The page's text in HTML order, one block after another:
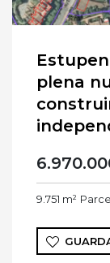
plena
9.751 m²